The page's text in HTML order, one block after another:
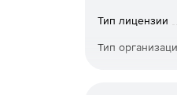
Тип лицензии
Тип